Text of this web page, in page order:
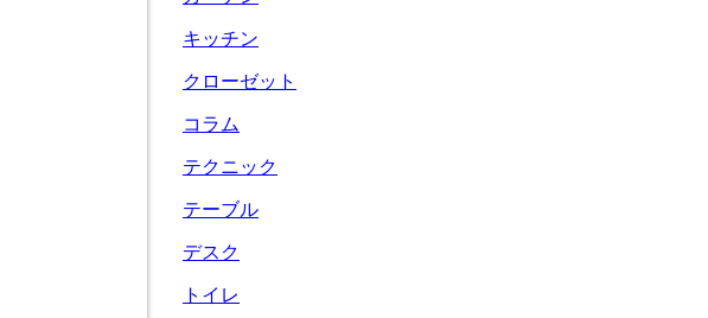
キッチン
クローゼット
コラム
テクニック
テーブル
デスク
トイレ